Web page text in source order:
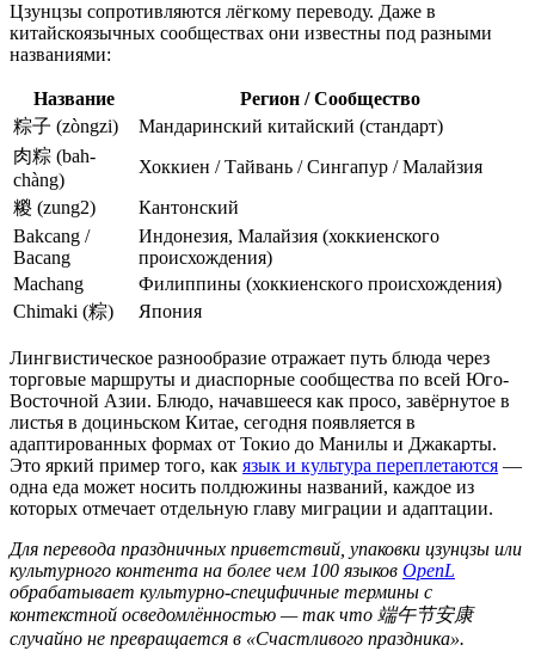
Цзунцзы сопротивляются лёгкому переводу. Даже в
китайскоязычных сообществах они известны под разными
названиями:
Название
Регион / Сообщество
粽子 (zòngzi)
Мандаринский китайский (стандарт)
肉粽 (bah-
chàng)
Хоккиен / Тайвань / Сингапур / Малайзия
糉 (zung2)
Кантонский
Bakcang /
Bacang
Индонезия, Малайзия (хоккиенского
происхождения)
Machang
Филиппины (хоккиенского происхождения)
Chimaki (粽)
Япония
Лингвистическое разнообразие отражает путь блюда через
торговые маршруты и диаспорные сообщества по всей Юго-
Восточной Азии. Блюдо, начавшееся как просо, завёрнутое в
листья в доциньском Китае, сегодня появляется в
адаптированных формах от Токио до Манилы и Джакарты.
Это яркий пример того, как язык и культура переплетаются —
одна еда может носить полдюжины названий, каждое из
которых отмечает отдельную главу миграции и адаптации.
Для перевода праздничных приветствий, упаковки цзунцзы или
культурного контента на более чем 100 языков OpenL
обрабатывает культурно-специфичные термины с
контекстной осведомлённостью — так что 端午节安康
случайно не превращается в «Счастливого праздника».